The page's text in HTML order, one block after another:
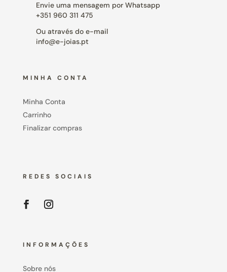
Envie uma mensagem por Whatsapp
+351 960 311 475
Ou através do e-mail
info@e-joias.pt
MINHA CONTA
Minha Conta
Carrinho
Finalizar compras
REDES SOCIAIS
INFORMAÇÕES
Sobre nós